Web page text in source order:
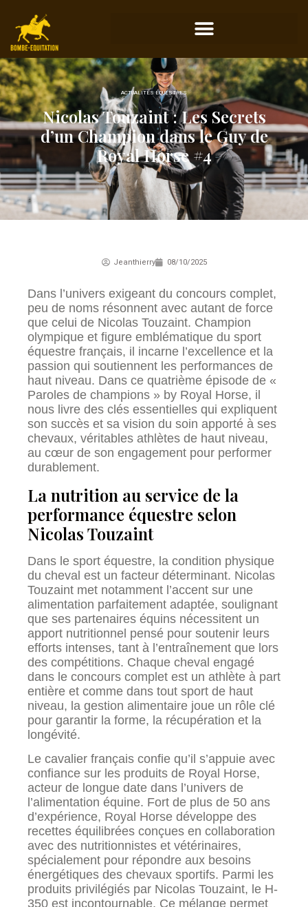
ACTUALITÉS ÉQUESTRES
Nicolas Touzaint : Les Secrets
d’un Champion dans le Guy de
Royal Horse #4
Jeanthierry 08/10/2025
Dans l’univers exigeant du concours complet,
peu de noms résonnent avec autant de force
que celui de Nicolas Touzaint. Champion
olympique et figure emblématique du sport
équestre français, il incarne l’excellence et la
passion qui soutiennent les performances de
haut niveau. Dans ce quatrième épisode de «
Paroles de champions » by Royal Horse, il
nous livre des clés essentielles qui expliquent
son succès et sa vision du soin apporté à ses
chevaux, véritables athlètes de haut niveau,
au cœur de son engagement pour performer
durablement.
La nutrition au service de la
performance équestre selon
Nicolas Touzaint
Dans le sport équestre, la condition physique
du cheval est un facteur déterminant. Nicolas
Touzaint met notamment l’accent sur une
alimentation parfaitement adaptée, soulignant
que ses partenaires équins nécessitent un
apport nutritionnel pensé pour soutenir leurs
efforts intenses, tant à l’entraînement que lors
des compétitions. Chaque cheval engagé
dans le concours complet est un athlète à part
entière et comme dans tout sport de haut
niveau, la gestion alimentaire joue un rôle clé
pour garantir la forme, la récupération et la
longévité.
Le cavalier français confie qu’il s’appuie avec
confiance sur les produits de Royal Horse,
acteur de longue date dans l’univers de
l’alimentation équine. Fort de plus de 50 ans
d’expérience, Royal Horse développe des
recettes équilibrées conçues en collaboration
avec des nutritionnistes et vétérinaires,
spécialement pour répondre aux besoins
énergétiques des chevaux sportifs. Parmi les
produits privilégiés par Nicolas Touzaint, le H-
350 est incontournable. Ce mélange permet